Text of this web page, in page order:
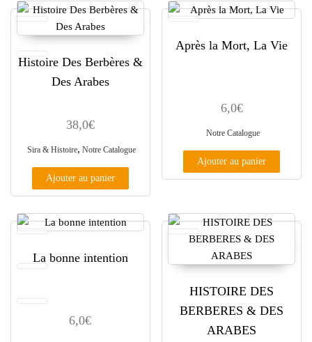
Histoire Des Berbères &
Des Arabes
38,0€
Sira & Histoire, Notre Catalogue
Ajouter au panier
Après la Mort, La Vie
6,0€
Notre Catalogue
Ajouter au panier
La bonne intention
6,0€
HISTOIRE DES
BERBERES & DES
ARABES